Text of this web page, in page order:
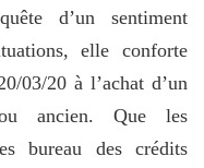
d’un sentiment
elle conforte
03/20 à l’achat d’un
ancien. Que les
bureau des crédits